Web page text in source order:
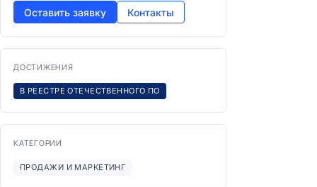
Оставить заявку Контакты
ДОСТИЖЕНИЯ
В РЕЕСТРЕ ОТЕЧЕСТВЕННОГО ПО
КАТЕГОРИИ
ПРОДАЖИ И МАРКЕТИНГ